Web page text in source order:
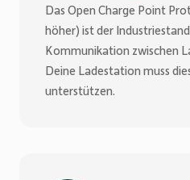
Das Open Charge Point
höher) ist der
Kommunikation zwischen
Deine Ladestation muss
unterstützen.